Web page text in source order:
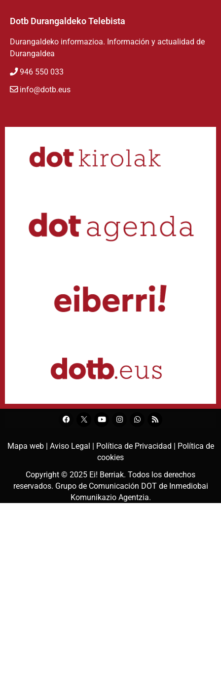
Dotb Durangaldeko Telebista
Durangaldeko informazioa. Información y actualidad de
Durangaldea
946 550 033
info@dotb.eus
Mapa web | Aviso Legal | Política de Privacidad | Política de
cookies
Copyright © 2025 Ei! Berriak. Todos los derechos
reservados. Grupo de Comunicación DOT de Inmediobai
Komunikazio Agentzia.